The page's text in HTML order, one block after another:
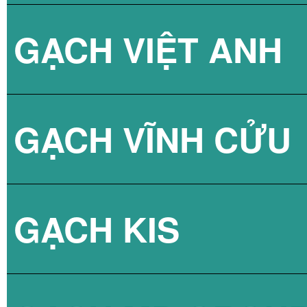
GẠCH THANH
GẠCH VÂN XI
GẠCH VÂN XI
GẠCH VÂN XI
GẠCH VIỆT ANH
GẠCH VĨNH CỬU
GẠCH KIS